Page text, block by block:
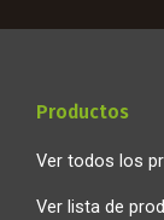
Productos
Ver todos los
Ver lista de